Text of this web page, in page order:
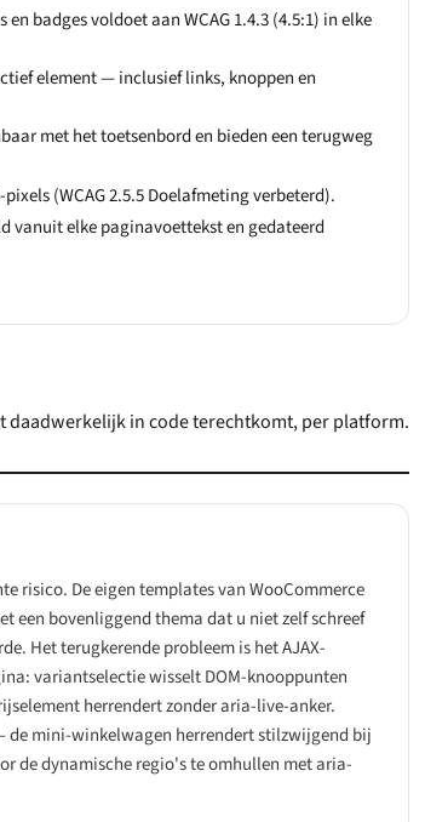
badges voldoet aan WCAG 1.4.3 (4.5:1) in elke
element — inclusief links, knoppen en
met het toetsenbord en bieden een terugweg
(WCAG 2.5.5 Doelafmeting verbeterd).
vanuit elke paginavoettekst en gedateerd
daadwerkelijk in code terechtkomt, per platform.
risico. De eigen templates van WooCommerce
een bovenliggend thema dat u niet zelf schreef
Het terugkerende probleem is het AJAX-
variantselectie wisselt DOM-knooppunten
herrendert zonder aria-live-anker.
de mini-winkelwagen herrendert stilzwijgend bij
de dynamische regio's te omhullen met aria-